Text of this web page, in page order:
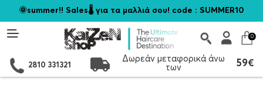
🌞summer!! Sales🌡️ για τα μαλλιά σου! code : SUMMER10
0
2810 331321
Δωρεάν μεταφορικά άνω
των
59€